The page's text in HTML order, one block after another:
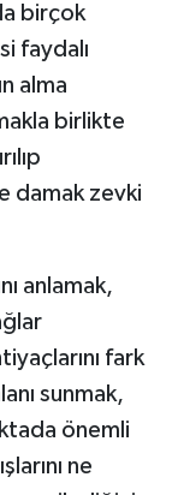
birçok
faydalı
alma
birlikte
damak zevki
anlamak,
fark
sunmak,
önemli
ne